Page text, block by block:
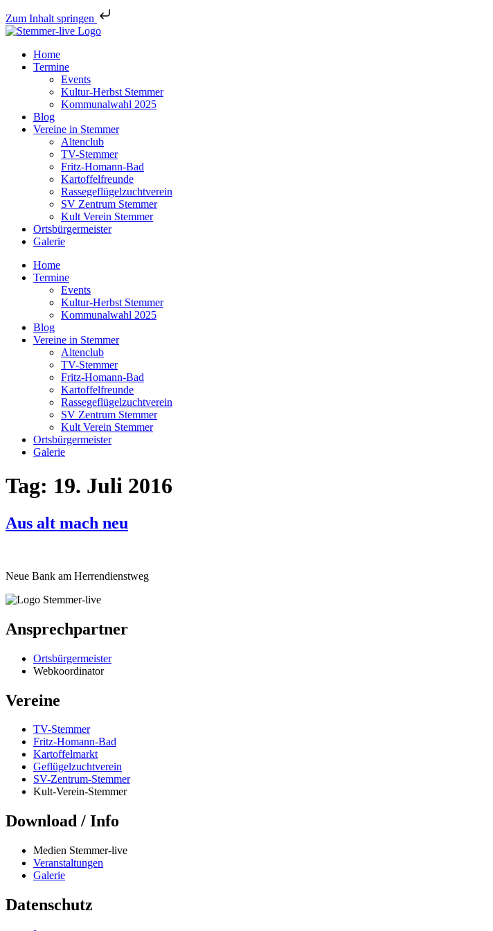
Zum Inhalt springen
Home
Termine
Events
Kultur-Herbst Stemmer
Kommunalwahl 2025
Blog
Vereine in Stemmer
Altenclub
TV-Stemmer
Fritz-Homann-Bad
Kartoffelfreunde
Rassegeflügelzuchtverein
SV Zentrum Stemmer
Kult Verein Stemmer
Ortsbürgermeister
Galerie
Home
Termine
Events
Kultur-Herbst Stemmer
Kommunalwahl 2025
Blog
Vereine in Stemmer
Altenclub
TV-Stemmer
Fritz-Homann-Bad
Kartoffelfreunde
Rassegeflügelzuchtverein
SV Zentrum Stemmer
Kult Verein Stemmer
Ortsbürgermeister
Galerie
Tag: 19. Juli 2016
Aus alt mach neu
Neue Bank am Herrendienstweg
Ansprechpartner
Ortsbürgermeister
Webkoordinator
Vereine
TV-Stemmer
Fritz-Homann-Bad
Kartoffelmarkt
Geflügelzuchtverein
SV-Zentrum-Stemmer
Kult-Verein-Stemmer
Download / Info
Medien Stemmer-live
Veranstaltungen
Galerie
Datenschutz